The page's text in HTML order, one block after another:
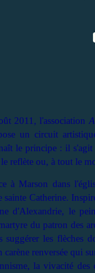
2011, l'association
un circuit
le principe : il
reflète ou, à tout le
à Marson dans
sainte Catherine.
d'Alexandrie, le
du patron des
suggérer les
carène renversée qui
la vivacité